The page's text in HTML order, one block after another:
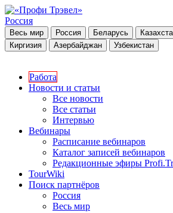
Россия
Весь мир Россия Беларусь
Киргизия
Азербайджан Узбекистан
Работа
Новости и статьи
Все новости
Все статьи
Интервью
Вебинары
Расписание вебинаров
Каталог записей вебинаров
Редакционные эфиры
TourWiki
Поиск партнёров
Россия
Весь мир